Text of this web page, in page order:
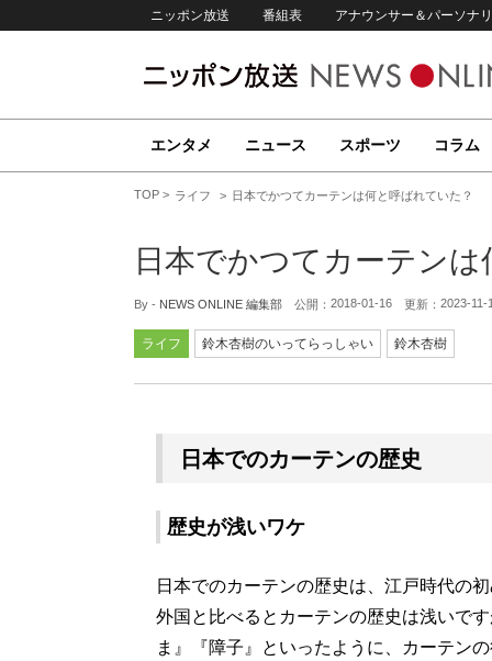
ニッポン放送 番組表 アナウンサー＆パーソナ
エンタメ ニュース スポーツ コラム
TOP ライフ 日本でかつてカーテンは何と呼ばれていた？
日本でかつてカーテン
By - NEWS ONLINE 編集部 公開： 2018-01-16 更新： 2023-11-
ライフ 鈴木杏樹のいってらっしゃい 鈴木杏樹
日本でのカーテンの歴史
歴史が浅いワケ
日本でのカーテンの歴史は、江戸時代の
外国と比べるとカーテンの歴史は浅いで
ま』『障子』といったように、カーテン